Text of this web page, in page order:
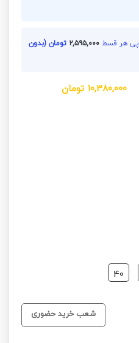
۲,۵۹۵,۰۰۰ تومان (بدون
۱۰,۳۸۰,۰۰۰ تومان
40
شعب خرید حضوری